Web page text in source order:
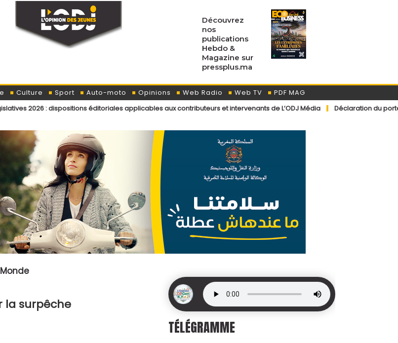
Découvrez
nos
publications
Hebdo &
Magazine sur
pressplus.ma
Culture Sport Auto-moto Opinions Web Radio Web TV
PDF MAG
éditoriales applicables aux contributeurs et intervenants de L’ODJ Média Déclaration du porte-parole
la surpêche
TÉLÉGRAMME